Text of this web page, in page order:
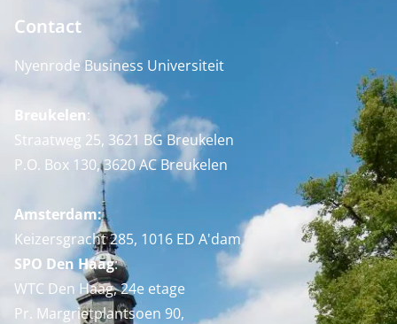
Contact
Nyenrode Business Universiteit
Breukelen:
Straatweg 25, 3621 BG Breukelen
P.O. Box 130, 3620 AC Breukelen
Amsterdam:
Keizersgracht 285, 1016 ED A'dam
SPO Den Haag:
WTC Den Haag, 24e etage
Pr. Margrietplantsoen 90,